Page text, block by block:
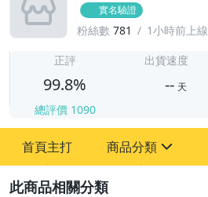
實名驗證
粉絲數 781 1小時前上線
正評
99.8%
總評價 1090
出貨速度
-- 天
首頁主打 商品分類
古董、藝術與礦石